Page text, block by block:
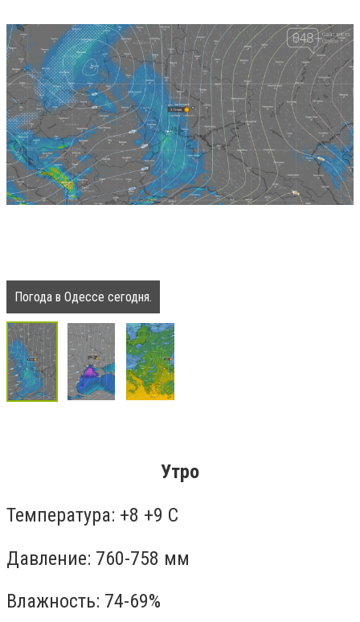
Погода в Одессе сегодня.
Утро
Температура: +8 +9 С
Давление: 760-758 мм
Влажность: 74-69%